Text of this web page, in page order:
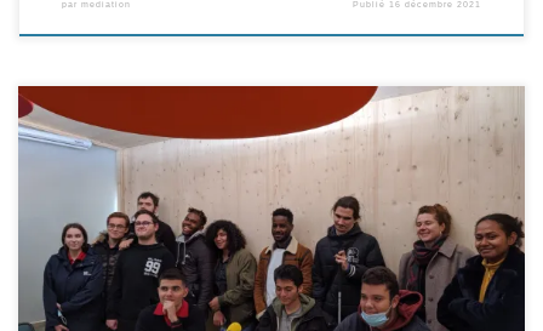
par mediation Publié 16 décembre 2021
Voici venue la fin de la 11è édition de Radio Caravane ! Durant trois
semaines, du 8 au 26 novembre dernier, 14 jeunes de 18 à 30 ans se sont
retrouvés à la Grainerie afin de s’initier aux techniques de prise de son, de
montage radio et d’interview encadrés par […]